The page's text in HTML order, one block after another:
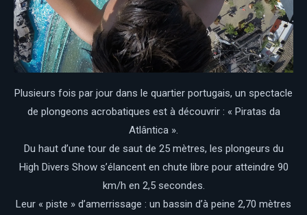
Plusieurs fois par jour dans le quartier portugais, un spectacle
de plongeons acrobatiques est à découvrir : « Piratas da
Atlântica ».
Du haut d’une tour de saut de 25 mètres, les plongeurs du
High Divers Show s’élancent en chute libre pour atteindre 90
km/h en 2,5 secondes.
Leur « piste » d’amerrissage : un bassin d’à peine 2,70 mètres